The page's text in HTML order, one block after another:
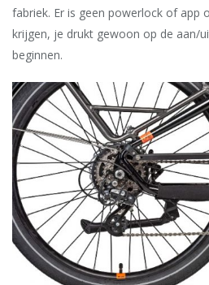
fabriek. Er is geen powerlock of app
krijgen, je drukt gewoon op de aan/
beginnen.